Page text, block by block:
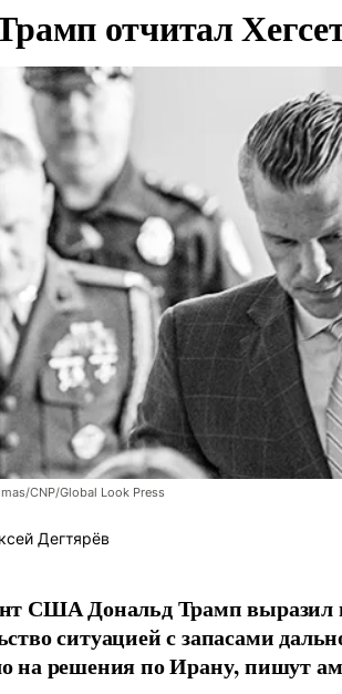
отчитал
CNP/Global Look Press
Дегтярёв
США Дональд Трамп выразил
ситуацией с запасами
на решения по Ирану, пишут